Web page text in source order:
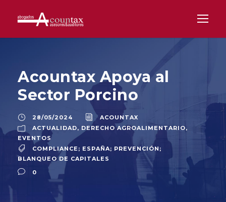
Acountax Apoya al
Sector Porcino
28/05/2024
ACOUNTAX
ACTUALIDAD, DERECHO AGROALIMENTARIO,
EVENTOS
COMPLIANCE; ESPAÑA; PREVENCIÓN;
BLANQUEO DE CAPITALES
0